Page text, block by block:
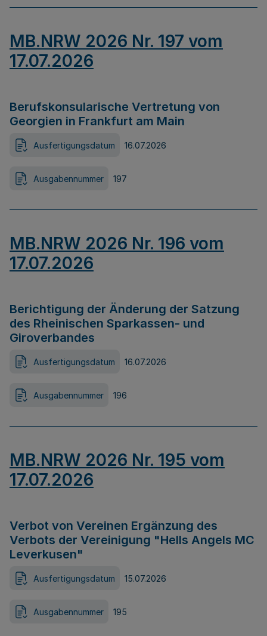
MB.NRW 2026 Nr. 197 vom
17.07.2026
Berufskonsularische Vertretung von
Georgien in Frankfurt am Main
Ausfertigungsdatum 16.07.2026
Ausgabennummer 197
MB.NRW 2026 Nr. 196 vom
17.07.2026
Berichtigung der Änderung der Satzung
des Rheinischen Sparkassen- und
Giroverbandes
Ausfertigungsdatum 16.07.2026
Ausgabennummer 196
MB.NRW 2026 Nr. 195 vom
17.07.2026
Verbot von Vereinen Ergänzung des
Verbots der Vereinigung "Hells Angels MC
Leverkusen"
Ausfertigungsdatum 15.07.2026
Ausgabennummer 195